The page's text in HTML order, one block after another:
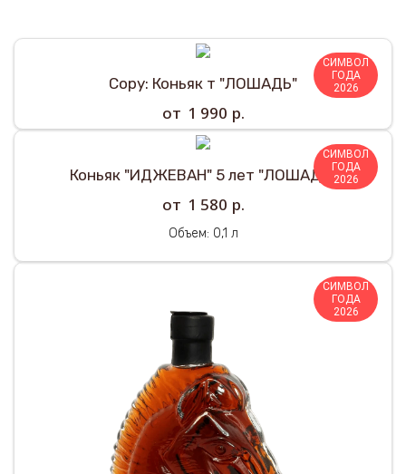
СИМВОЛ
ГОДА
2026
Copy: Коньяк т "ЛОШАДЬ"
1 990 р.
СИМВОЛ
ГОДА
2026
Коньяк "ИДЖЕВАН" 5 лет "ЛОШАДЬ"
1 580 р.
Объем: 0,1 л
СИМВОЛ
ГОДА
2026